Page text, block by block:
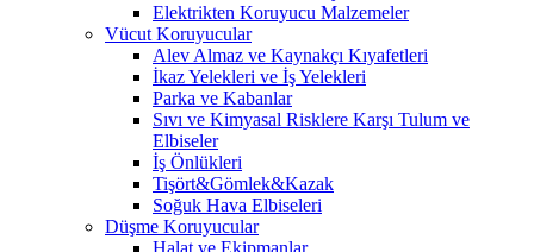
Elektrikten Koruyucu Malzemeler
Vücut Koruyucular
Alev Almaz ve Kaynakçı Kıyafetleri
İkaz Yelekleri ve İş Yelekleri
Parka ve Kabanlar
Sıvı ve Kimyasal Risklere Karşı Tulum ve
Elbiseler
İş Önlükleri
Tişört&Gömlek&Kazak
Soğuk Hava Elbiseleri
Düşme Koruyucular
Halat ve Ekipmanlar